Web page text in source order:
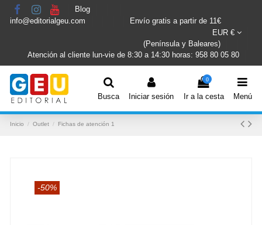
Blog
info@editorialgeu.com
Envío gratis a partir de 11€
EUR €
(Península y Baleares)
Atención al cliente lun-vie de 8:30 a 14:30 horas: 958 80 05 80
Busca Iniciar sesión
0
Ir a la cesta Menú
Inicio Outlet Fichas de atención 1
-50%